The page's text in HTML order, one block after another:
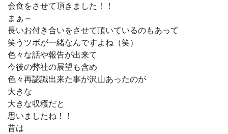
会食をさせて頂きました！！
まぁ～
長いお付き合いをさせて頂いているのもあって
笑うツボが一緒なんですよね（笑）
色々な話や報告が出来て
今後の弊社の展望も含め
色々再認識出来た事が沢山あったのが
大きな
大きな収穫だと
思いましたね！！
昔は